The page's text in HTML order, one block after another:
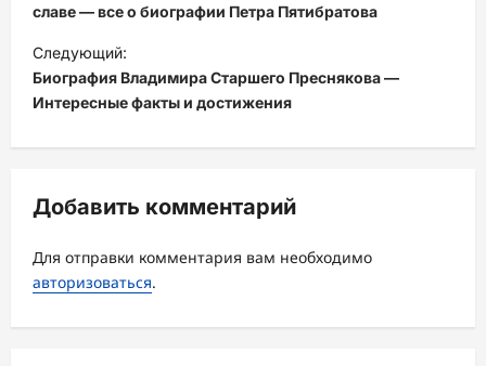
в
и
г
а
ц
я
з
а
славе — все о биографии Петра Пятибратова
Следующий:
Биография Владимира Старшего Преснякова —
Интересные факты и достижения
Добавить комментарий
Для отправки комментария вам необходимо
авторизоваться.